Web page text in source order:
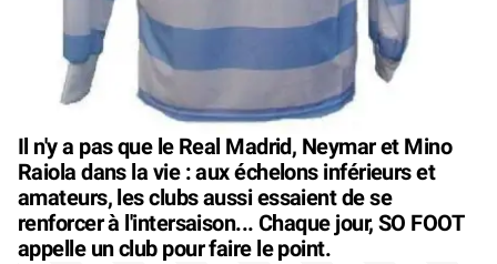
Il n'y a pas que le Real Madrid, Neymar et Mino
Raiola dans la vie : aux échelons inférieurs et
amateurs, les clubs aussi essaient de se
renforcer à l'intersaison... Chaque jour, SO FOOT
appelle un club pour faire le point.